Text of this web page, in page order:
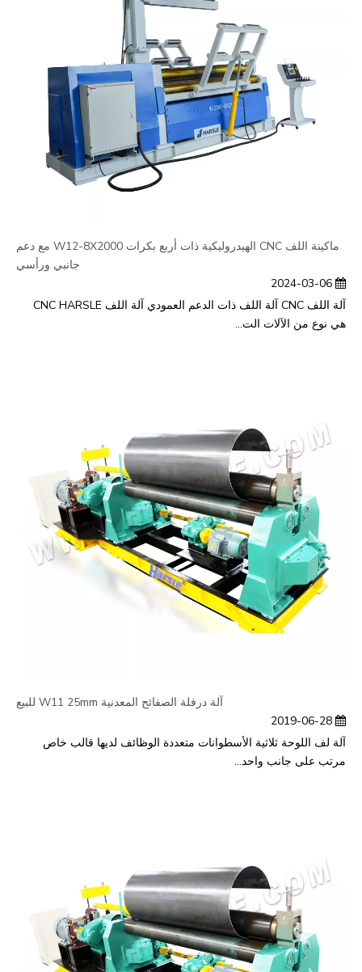
ماكينة اللف CNC الهيدروليكية ذات أربع بكرات W12-8X2000 مع دعم
جانبي ورأسي
آلة اللف CNC آلة اللف ذات الدعم العمودي آلة اللف CNC HARSLE
هي نوع من الآلات الت...
آلة درفلة الصفائح المعدنية W11 25mm للبيع
آلة لف اللوحة ثلاثية الأسطوانات متعددة الوظائف لديها قالب خاص
مرتب على جانب واحد...